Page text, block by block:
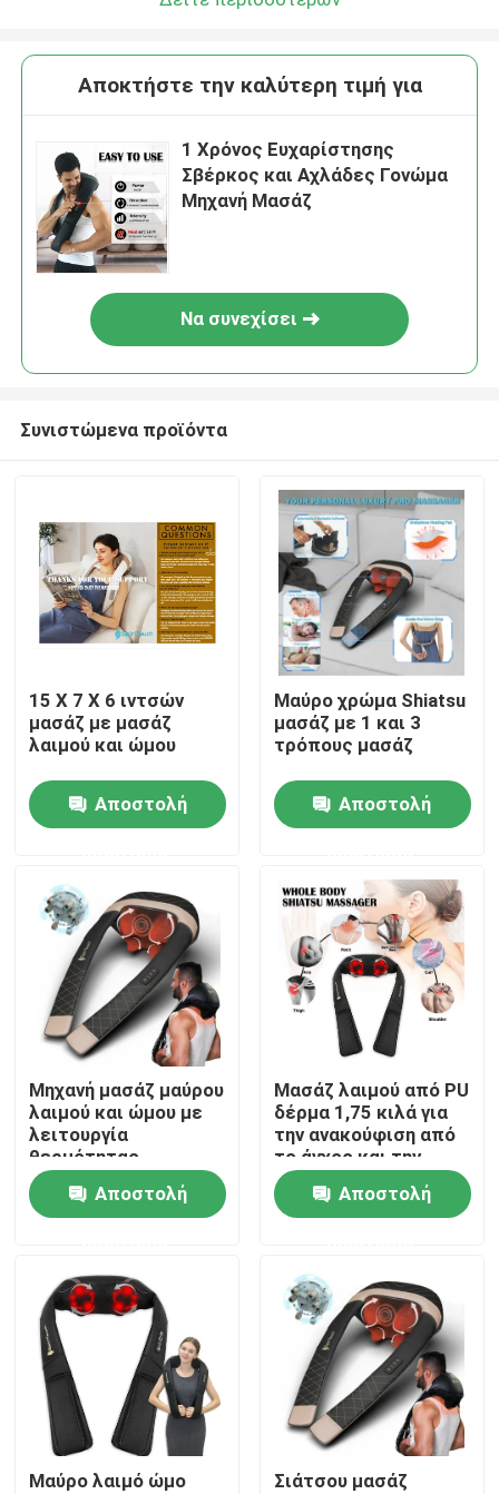
Προϊόντα
Βίντεο
Περίπου εμείς
Γύρος εργοστασίων
Ποιοτικός έλεγχος
Μας ελάτε σε επαφή με
Ειδήσεις
Ζητήστε ένα απόσπασμα
Βουρτσισμένη συνεχές ρεύμα μηχανή
Αποκτήστε την καλύτερη τιμή για
1 Χρόνος Ευχαρίστησης
Σβέρκος και Αχλάδες Γονώμα
Μηχανή Μασάζ
Να συνεχίσει
Συνιστώμενα προϊόντα
15 X 7 X 6 ιντσών
μασάζ με μασάζ
λαιμού και ώμου
Αποστολή
Μαύρο χρώμα Shiatsu
μασάζ με 1 και 3
τρόπους μασάζ
Αποστολή
Μηχανή μασάζ μαύρου
λαιμού και ώμου με
λειτουργία
θερμότητας
Αποστολή
Μασάζ λαιμού από PU
δέρμα 1,75 κιλά για
την ανακούφιση από
το άγχος και την
ένταση
Αποστολή
Μαύρο λαιμό ώμο
Σιάτσου μασάζ